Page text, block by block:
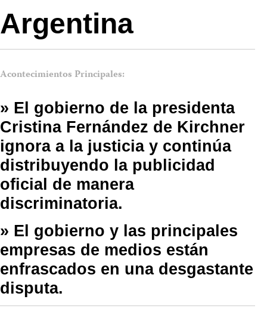
Argentina
Acontecimientos Principales:
» El gobierno de la presidenta
Cristina Fernández de Kirchner
ignora a la justicia y continúa
distribuyendo la publicidad
oficial de manera
discriminatoria.
» El gobierno y las principales
empresas de medios están
enfrascados en una desgastante
disputa.